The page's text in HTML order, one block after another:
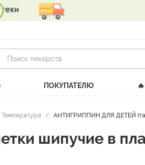
ПОКУПАТЕЛЮ
Температура / АНТИГРИППИН ДЛЯ ДЕТЕЙ
шипучие в